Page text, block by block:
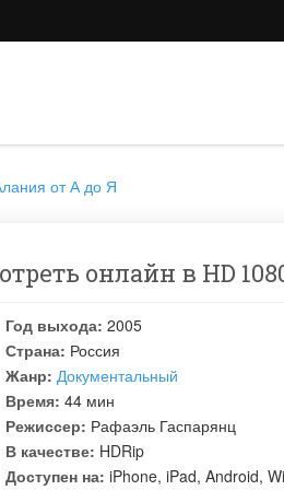
от А до Я
онлайн в HD
Год выхода: 2005
Страна: Россия
Жанр: Документальный
Время: 44 мин
Режиссер: Рафаэль Гаспарянц
В качестве: HDRip
Доступен на: iPhone, iPad, Android,